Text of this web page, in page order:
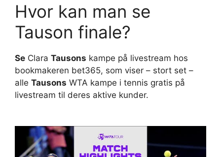
Hvor kan man se
Tauson finale?
Se Clara Tausons kampe på livestream hos
bookmakeren bet365, som viser – stort set –
alle Tausons WTA kampe i tennis gratis på
livestream til deres aktive kunder.